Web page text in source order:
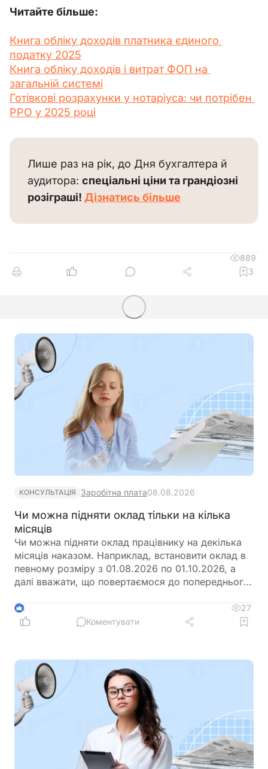
Читайте більше:
Книга обліку доходів платника єдиного
податку 2025
Книга обліку доходів і витрат ФОП на
загальній системі
Готівкові розрахунки у нотаріуса: чи потрібен
РРО у 2025 році
Лише раз на рік, до Дня бухгалтера й
аудитора: спеціальні ціни та грандіозні
розіграші! Дізнатись більше
889
3
КОНСУЛЬТАЦІЯ Заробітна плата08.08.2026
Чи можна підняти оклад тільки на кілька
місяців
Чи можна підняти оклад працівнику на декілька
місяців наказом. Наприклад, встановити оклад в
певному розміру з 01.08.2026 по 01.10.2026, а
далі вважати, що повертаємося до попереднього
4
27
Коментувати